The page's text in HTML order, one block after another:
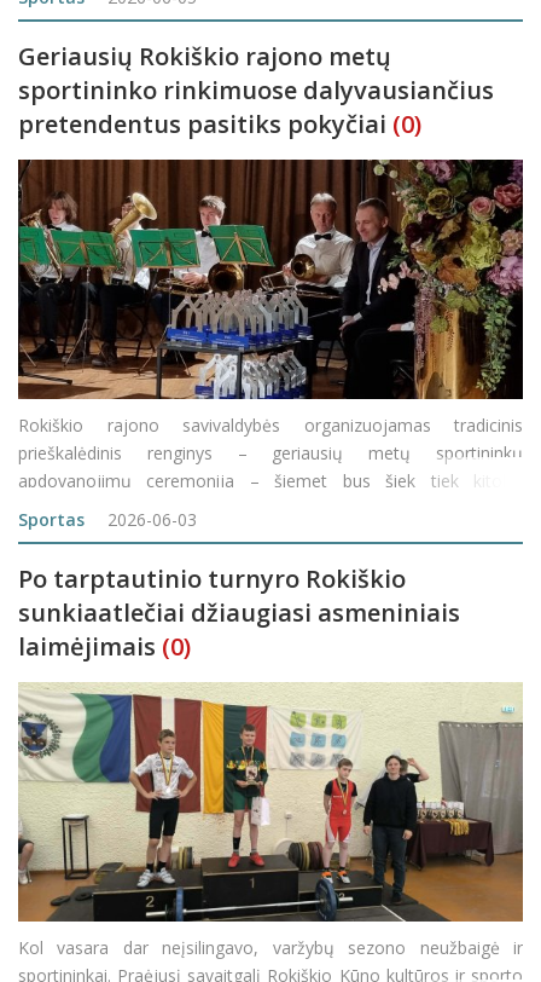
vasaros atostogų liko visai neda
Geriausių Rokiškio rajono metų
sportininko rinkimuose dalyvausiančius
pretendentus pasitiks pokyčiai (0)
Rokiškio rajono savivaldybės organizuojamas tradicinis
prieškalėdinis renginys – geriausių metų sportininkų
apdovanojimų ceremonija – šiemet bus šiek tiek kitoks.
Praėjusią savaitę Rokiškio rajono tarybai tvirtinti buvo pateiktas
pakeistas apdovanojimų
Sportas 2026-06-03
Po tarptautinio turnyro Rokiškio
sunkiaatlečiai džiaugiasi asmeniniais
laimėjimais (0)
Kol vasara dar neįsilingavo, varžybų sezono neužbaigė ir
sportininkai. Praėjusį savaitgalį Rokiškio Kūno kultūros ir sporto